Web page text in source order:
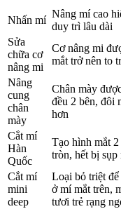
Nhấn mí
Nâng mí cao
duy trì lâu dài
Sửa
chữa cơ
nâng mi
Cơ nâng mi
mắt trở nên to
Nâng
cung
chân
mày
Chân mày
đều 2 bên, đôi
hơn
Cắt mí
Hàn
Quốc
Tạo hình mắt
tròn, hết bị sụp
Cắt mí
mini
deep
Loại bỏ triệt
ở mí mắt trên,
tươi trẻ rạng